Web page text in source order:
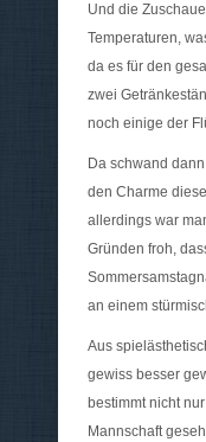
Und die
Temperaturen,
da es für den
zwei
noch einige der
Da schwand
den Charme
allerdings war
Gründen froh,
an einem
Aus
gewiss besser
bestimmt nicht
Mannschaft